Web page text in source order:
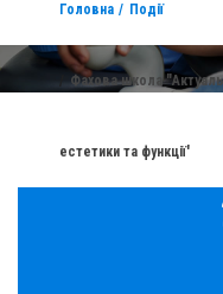
Головна Події
Фахова школа
естетики та функції'